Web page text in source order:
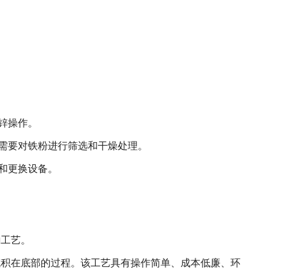
作。
对铁粉进行筛选和干燥处理。
换设备。
艺。
底部的过程。该工艺具有操作简单、成本低廉、环